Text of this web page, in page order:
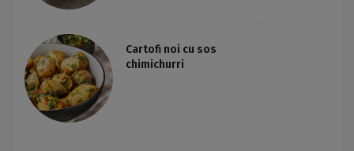
Cartofi noi cu sos
chimichurri